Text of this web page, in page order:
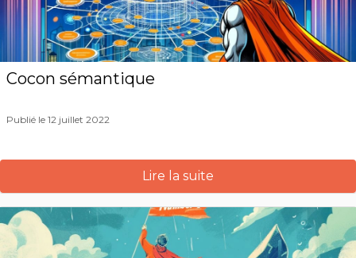
Cocon sémantique
Publié le 12 juillet 2022
Lire la suite